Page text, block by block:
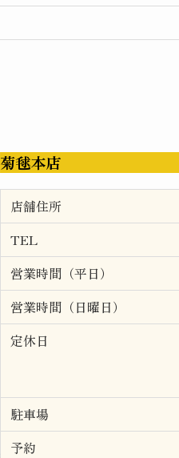
菊毬本店
店舗住所
TEL
営業時間（平日）
営業時間（日曜日）
定休日
駐車場
予約